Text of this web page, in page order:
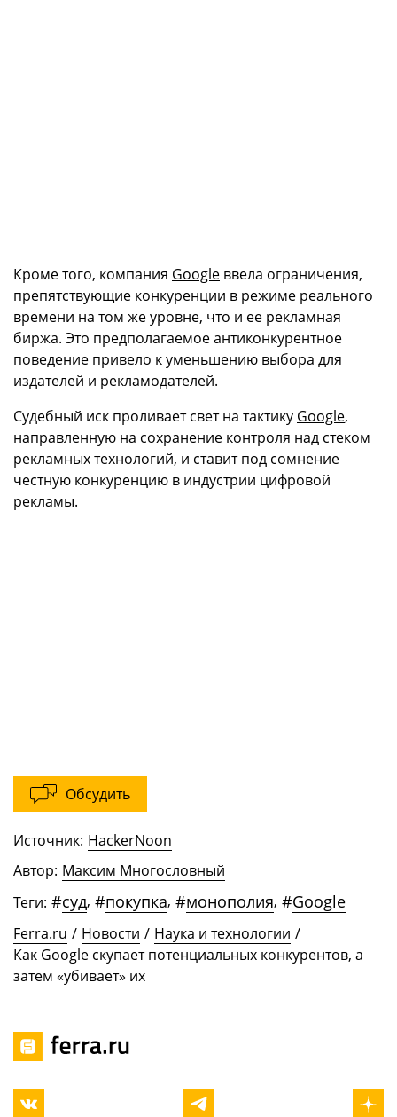
Кроме того, компания Google ввела ограничения,
препятствующие конкуренции в режиме реального
времени на том же уровне, что и ее рекламная
биржа. Это предполагаемое антиконкурентное
поведение привело к уменьшению выбора для
издателей и рекламодателей.
Судебный иск проливает свет на тактику Google,
направленную на сохранение контроля над стеком
рекламных технологий, и ставит под сомнение
честную конкуренцию в индустрии цифровой
рекламы.
Обсудить
Источник: HackerNoon
Автор: Максим Многословный
Теги: #суд, #покупка, #монополия, #Google
Ferra.ru / Новости / Наука и технологии /
Как Google скупает потенциальных конкурентов, а
затем «убивает» их